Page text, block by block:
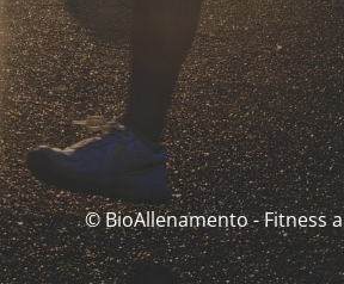
© BioAllenamento - Fitness